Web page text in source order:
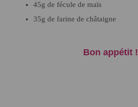
45g de fécule de maïs
35g de farine de châtaigne
Bon appétit !